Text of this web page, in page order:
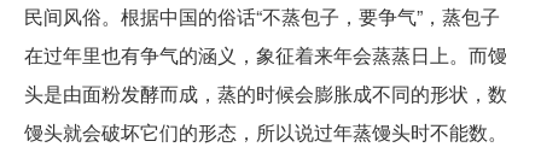
民间风俗。根据中国的俗话“不蒸包子，要争气”，蒸包子
在过年里也有争气的涵义，象征着来年会蒸蒸日上。而馒
头是由面粉发酵而成，蒸的时候会膨胀成不同的形状，数
馒头就会破坏它们的形态，所以说过年蒸馒头时不能数。